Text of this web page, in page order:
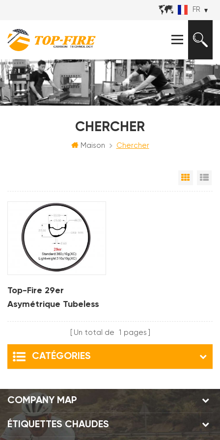
FR
CHERCHER
Maison Chercher
Grille
Top-Fire 29er
Asymétrique Tubeless
Profondeur Vtt Jante
Carbone Pour XC
Un total de 1 pages
CATÉGORIES
COMPANY MAP
ÉTIQUETTES CHAUDES